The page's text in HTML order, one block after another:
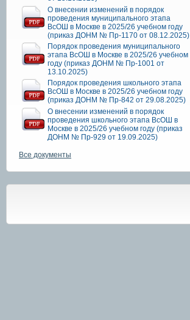
О внесении изменений в порядок
проведения муниципального этапа
ВсОШ в Москве в 2025/26 учебном году
(приказ ДОНМ № Пр-1170 от 08.12.2025)
Порядок проведения муниципального
этапа ВсОШ в Москве в 2025/26 учебном
году (приказ ДОНМ № Пр-1001 от
13.10.2025)
Порядок проведения школьного этапа
ВсОШ в Москве в 2025/26 учебном году
(приказ ДОНМ № Пр-842 от 29.08.2025)
О внесении изменений в порядок
проведения школьного этапа ВсОШ в
Москве в 2025/26 учебном году (приказ
ДОНМ № Пр-929 от 19.09.2025)
Все документы